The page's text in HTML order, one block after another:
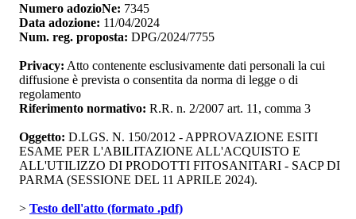
Numero adozioNe: 7345
Data adozione: 11/04/2024
Num. reg. proposta: DPG/2024/7755
Privacy: Atto contenente esclusivamente dati personali la cui
diffusione è prevista o consentita da norma di legge o di
regolamento
Riferimento normativo: R.R. n. 2/2007 art. 11, comma 3
Oggetto: D.LGS. N. 150/2012 - APPROVAZIONE ESITI
ESAME PER L'ABILITAZIONE ALL'ACQUISTO E
ALL'UTILIZZO DI PRODOTTI FITOSANITARI - SACP DI
PARMA (SESSIONE DEL 11 APRILE 2024).
> Testo dell'atto (formato .pdf)